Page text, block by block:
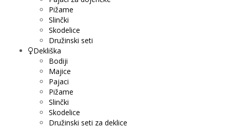
Pižame
Slinčki
Skodelice
Družinski seti
Dekliška
Bodiji
Majice
Pajaci
Pižame
Slinčki
Skodelice
Družinski seti za deklice